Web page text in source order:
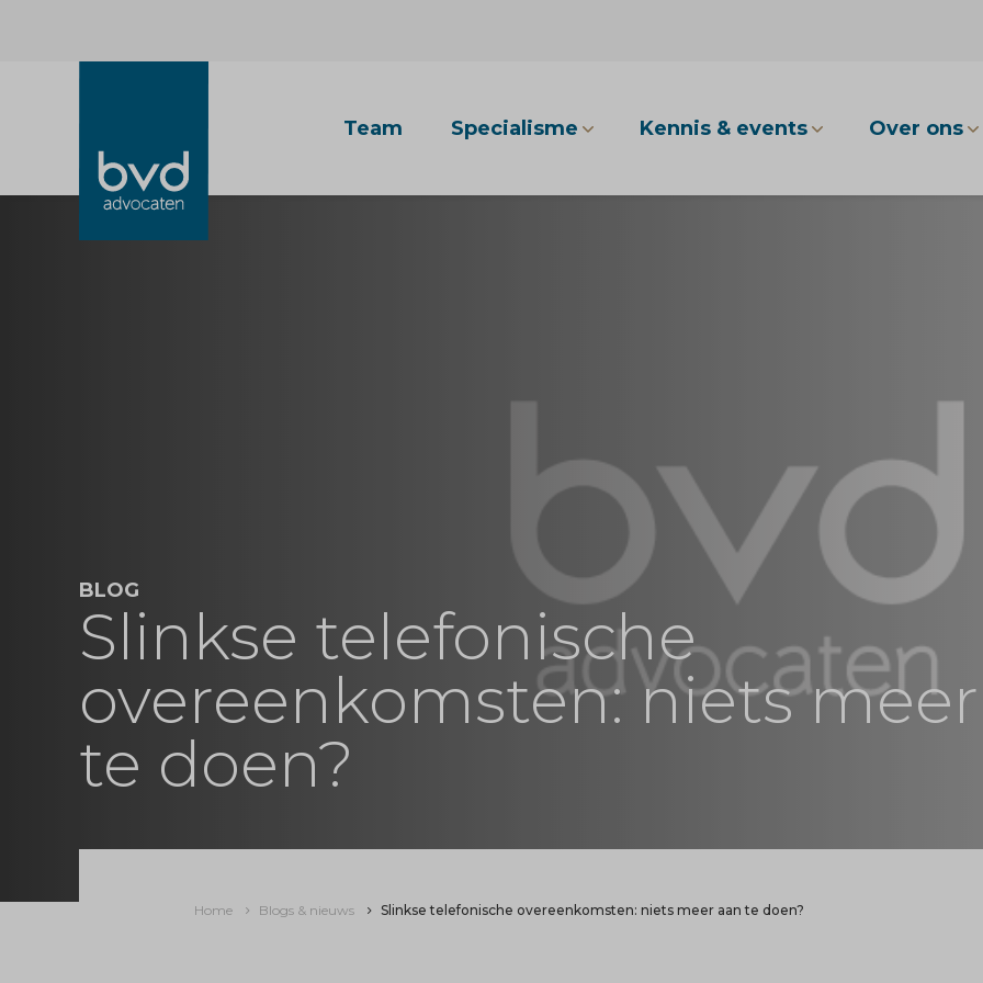
Team Specialisme Kennis & events Over ons
BLOG
Slinkse telefonische
overeenkomsten: niets
te doen?
Home Blogs & nieuws Slinkse telefonische overeenkomsten: niets meer aan te doen?